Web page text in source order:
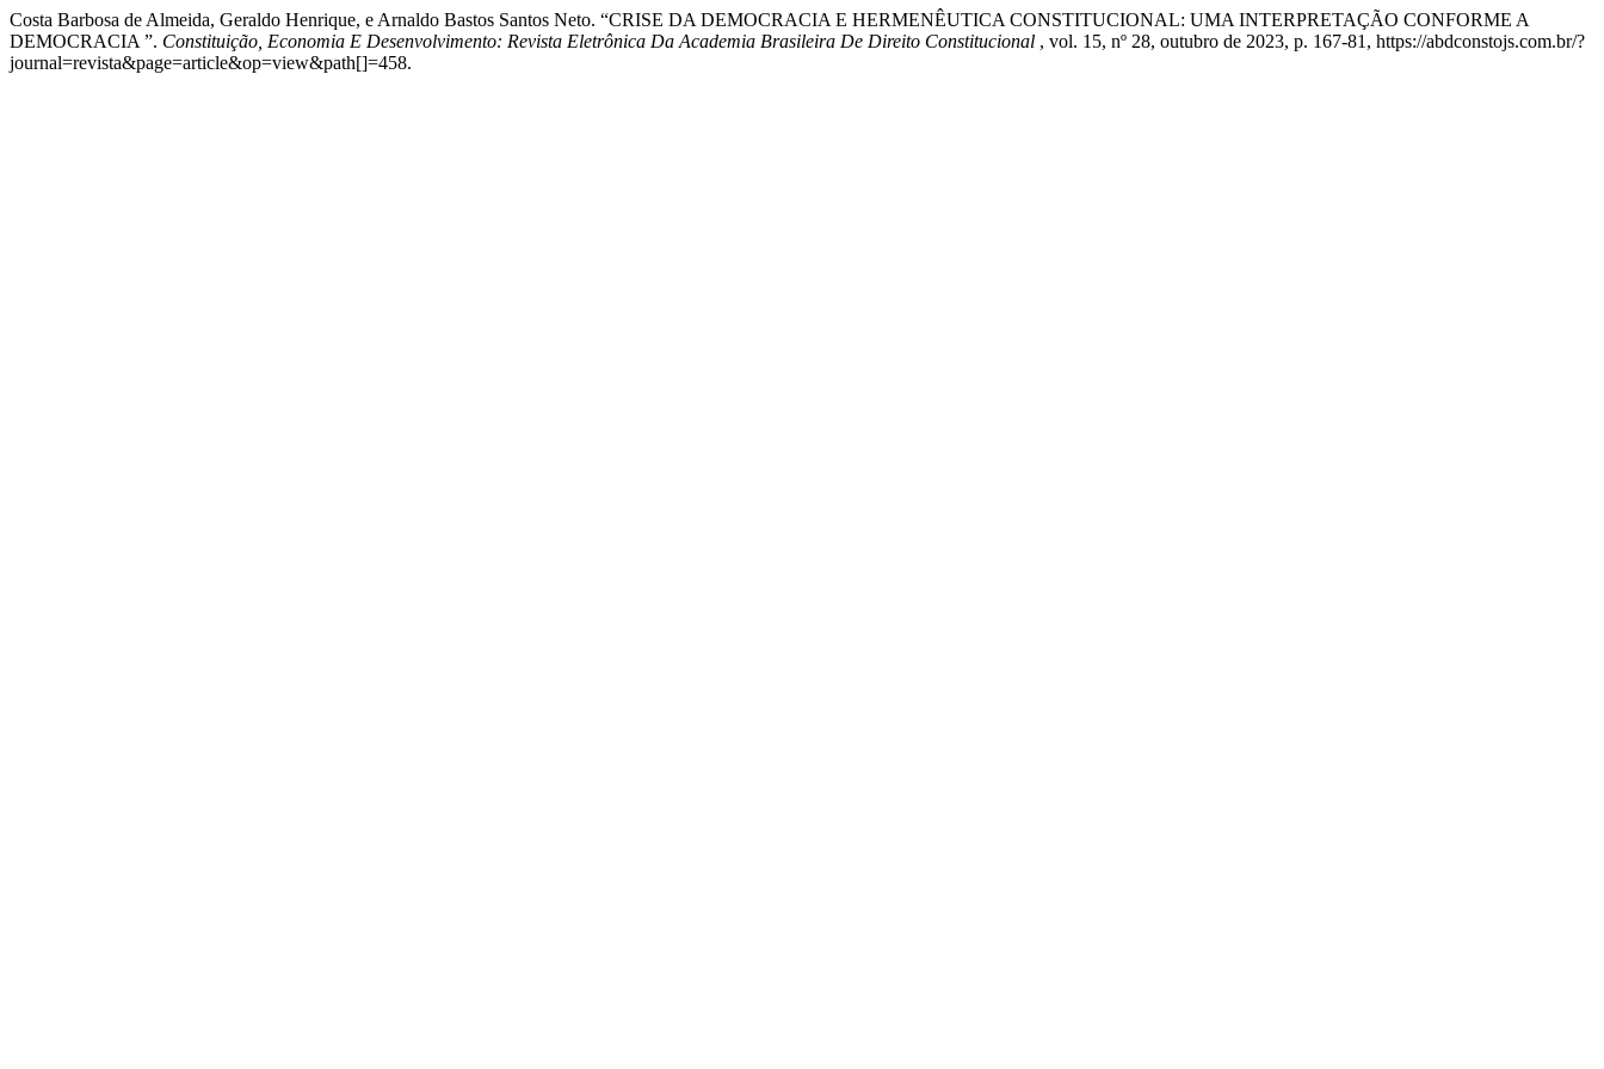
Costa Barbosa de Almeida, Geraldo Henrique, e Arnaldo Bastos Santos Neto. “CRISE DA DEMOCRACIA E HERMENÊUTICA CONSTITUCIONAL: UMA INTERPRETAÇÃO CONFORME A
DEMOCRACIA ”. Constituição, Economia E Desenvolvimento: Revista Eletrônica Da Academia Brasileira De Direito Constitucional , vol. 15, nº 28, outubro de 2023, p. 167-81, https://abdconstojs.com.br/?
journal=revista&page=article&op=view&path[]=458.